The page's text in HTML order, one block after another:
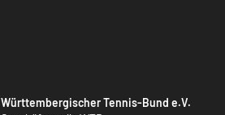
Württembergischer Tennis-Bund e.V.